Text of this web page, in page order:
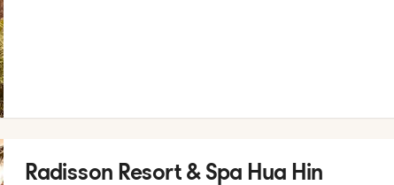
Radisson Resort & Spa Hua Hin